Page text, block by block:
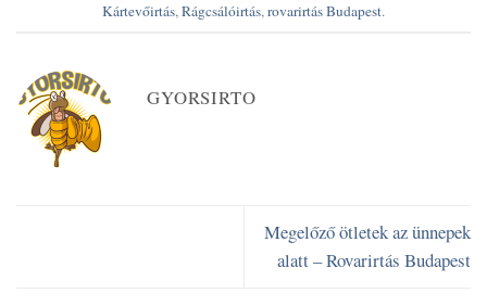
Kártevőirtás,Rágcsálóirtás,rovarirtás Budapest.
GYORSIRTO
Megelőző ötletek az ünnepek
alatt – Rovarirtás Budapest